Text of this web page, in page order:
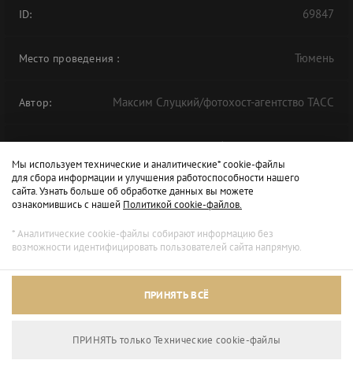
ID: 69847
Место проведения : Тюмень
Автор: Максим Слуцкий/фотохост-агентство ТАСС
Альбом:
Круглый стол "Обустройство наземной
инфраструктуры месторождений" в рамках
ТНФ-2020
Мы используем технические и аналитические* cookie-файлы
для сбора информации и улучшения работоспособности нашего
сайта. Узнать больше об обработке данных вы можете
ознакомившись с нашей Политикой cookie-файлов.
* Аналитические cookie-файлы собирают информацию без
возможности идентифицировать пользователей сайта напрямую.
ПРИНЯТЬ ВСЁ
ПРИНЯТЬ только Технические сookie-файлы